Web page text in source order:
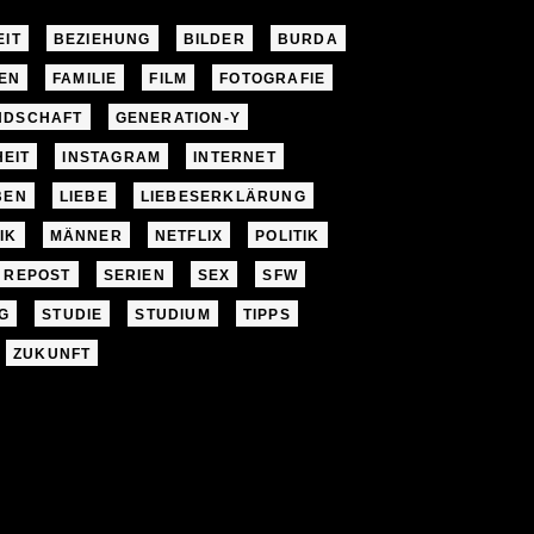
BEZIEHUNG BILDER BURDA
FAMILIE FILM FOTOGRAFIE
GENERATION-Y
INSTAGRAM INTERNET
LIEBE LIEBESERKLÄRUNG
MÄNNER NETFLIX POLITIK
REPOST SERIEN SEX SFW
STUDIE STUDIUM TIPPS
ZUKUNFT